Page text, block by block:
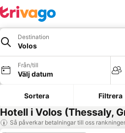
Destination
Volos
Från/till
Välj datum
Sortera Filtrera
Hotell i Volos (Thessaly,
Så påverkar betalningar till oss